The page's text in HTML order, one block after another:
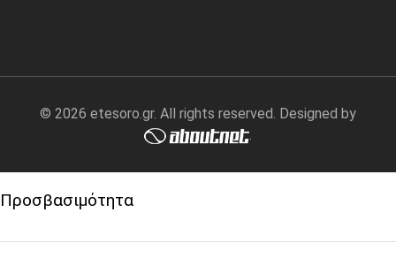
© 2026 etesoro.gr. All rights reserved. Designed by
.
Προσβασιμότητα